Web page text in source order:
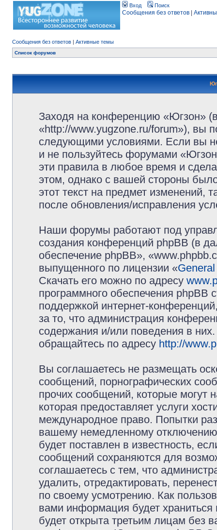
Вход Поиск
Сообщения без ответов
Сообщения без ответов | Активные темы
Список форумов
Заходя на конференцию «Югзон»
«http://www.yugzone.ru/forum»), вы
следующими условиями. Если вы
и не пользуйтесь форумами
эти правила в любое время и
этом, однако с вашей стороны
этот текст на предмет изменений,
после обновления/исправления
Наши форумы работают под
создания конференций phpBB (в
обеспечение phpBB»,
выпущенного по лицензии «
Скачать его можно по адресу
программного обеспечения phpBB
поддержкой интернет-
за то, что администрация
содержания и/или поведения в
обращайтесь по адресу http://
Вы соглашаетесь не размещать
сообщений, порнографических
прочих сообщений, которые могут
которая предоставляет услуги
международное право. Попытки
вашему немедленному
будет поставлен в известность,
сообщений сохраняются для
соглашаетесь с тем, что
удалить, отредактировать,
по своему усмотрению. Как
вами информация будет
будет открыта третьим лицам без